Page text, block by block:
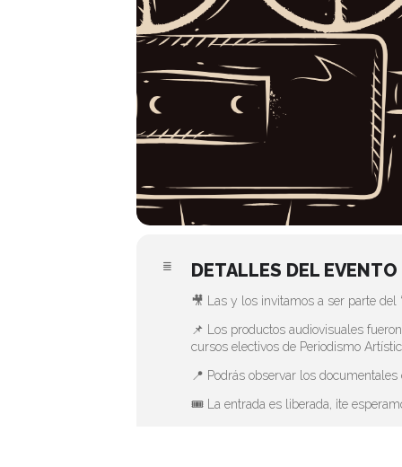
DETALLES DEL EVENTO
🎥 Las y los invitamos a ser parte del
📌 Los productos audiovisuales
cursos electivos de Periodismo
📍 Podrás observar los
🎟️ La entrada es liberada, ¡te